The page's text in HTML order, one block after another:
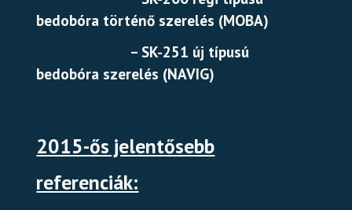
bedobóra történő szerelés (MOBA)
– SK-251 új típusú
bedobóra szerelés (NAVIG)
2015-ős jelentősebb
referenciák: